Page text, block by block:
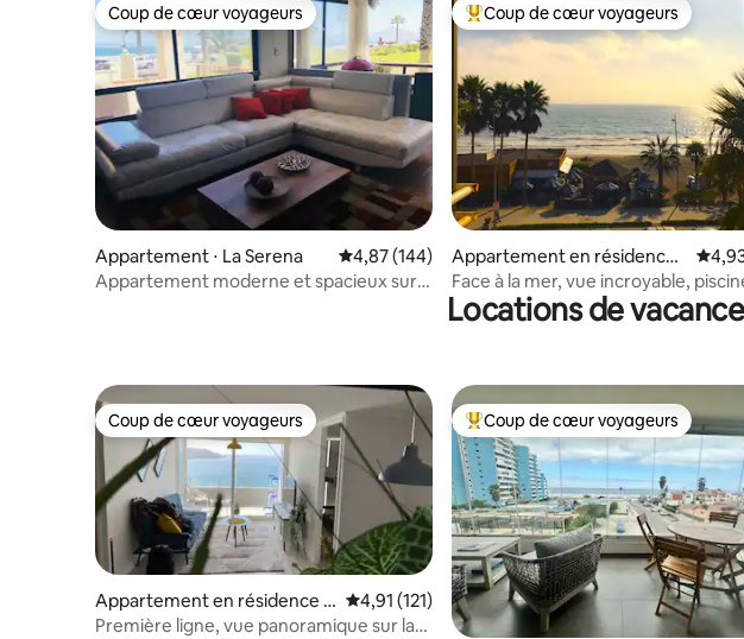
Coup de cœur voyageurs
Coup de cœur voyageurs
Appartement ⋅ La Serena Évaluation moyenne sur la base de 144
4,87 (144)
Appartement moderne et spacieux sur
Coups de cœur voyageurs les plus
Coup de cœur voyageurs
Appartement en résidence ⋅
La Serena
Face à la mer, vue incroyable,
parking
Locations de
Coup de cœur voyageurs
Coup de cœur voyageurs
Appartement en résidence ⋅
Coquimbo
Évaluation moyenne sur la base de 121
4,91 (121)
Première ligne, vue panoramique sur la
Coups de cœur voyageurs les plus
Coup de cœur voyageurs